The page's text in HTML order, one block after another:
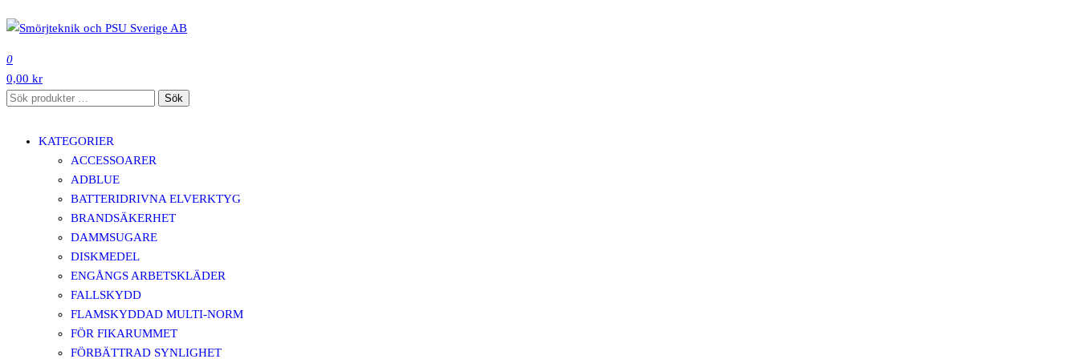
till
innehåll
0
0,00 kr
Sök
Sök
KATEGORIER
ACCESSOARER
ADBLUE
BATTERIDRIVNA ELVERKTYG
BRANDSÄKERHET
DAMMSUGARE
DISKMEDEL
ENGÅNGS ARBETSKLÄDER
FALLSKYDD
FLAMSKYDDAD MULTI-NORM
FÖR FIKARUMMET
FÖRBÄTTRAD SYNLIGHET